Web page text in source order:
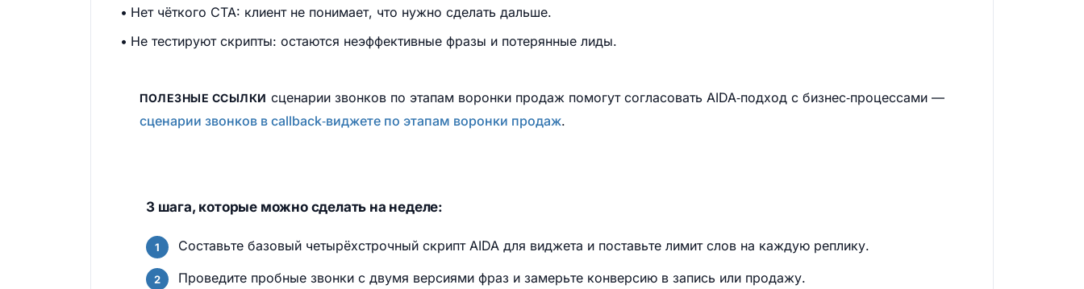
Нет чёткого CTA: клиент не понимает, что нужно сделать дальше.
Не тестируют скрипты: остаются неэффективные фразы и потерянные лиды.
ПОЛЕЗНЫЕ ССЫЛКИ сценарии звонков по этапам воронки продаж помогут согласовать AIDA‑подход с бизнес‑процессами —
сценарии звонков в callback‑виджете по этапам воронки продаж.
3 шага, которые можно сделать на неделе:
Составьте базовый четырёхстрочный скрипт AIDA для виджета и поставьте лимит слов на каждую реплику.
Проведите пробные звонки с двумя версиями фраз и замерьте конверсию в запись или продажу.